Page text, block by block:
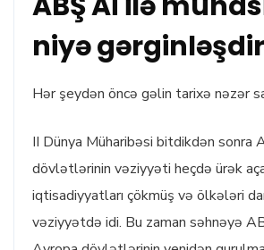
niyə
Hər şeydən öncə gəlin tarixə nəzər
II Dünya Müharibəsi bitdikdən sonra
dövlətlərinin vəziyyəti heçdə ürək
iqtisadiyyatları çökmüş və ölkələri
vəziyyətdə idi. Bu zaman səhnəyə